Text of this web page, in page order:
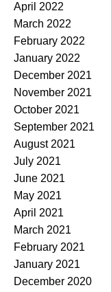
April 2022
March 2022
February 2022
January 2022
December 2021
November 2021
October 2021
September 2021
August 2021
July 2021
June 2021
May 2021
April 2021
March 2021
February 2021
January 2021
December 2020